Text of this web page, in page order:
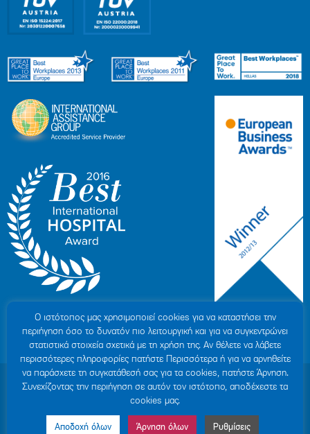
© 2007-2026 ΥΓΕΙΑ Μ.Α.Ε |
ΓΕΜΗ: 000279901000
Όροι Χρήσης
| Πολιτική Προστασίας Προσωπικών Δεδομένων
Δήλωση Απορρήτου
Ο ιστότοπoς μας χρησιμοποιεί cookies για να καταστήσει την
περιήγηση όσο το δυνατόν πιο λειτουργική και για να συγκεντρώνει
στατιστικά στοιχεία σχετικά με τη χρήση της. Αν θέλετε να λάβετε
περισσότερες πληροφορίες πατήστε Περισσότερα ή για να αρνηθείτε
να παράσχετε τη συγκατάθεσή σας για τα cookies, πατήστε Άρνηση.
Συνεχίζοντας την περιήγηση σε αυτόν τον ιστότοπο, αποδέχεστε τα
cookies μας.
Αποδοχή όλων Άρνηση όλων Ρυθμίσεις